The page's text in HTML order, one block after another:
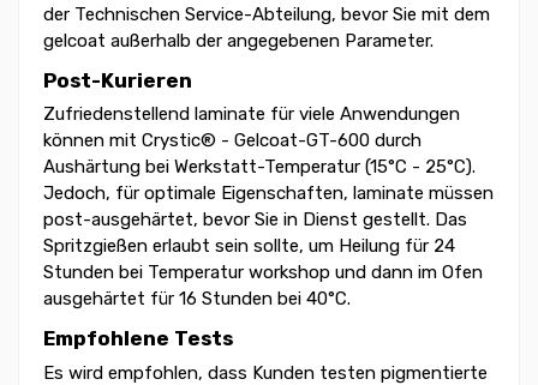
der Technischen Service-Abteilung, bevor Sie mit dem
gelcoat außerhalb der angegebenen Parameter.
Post-Kurieren
Zufriedenstellend laminate für viele Anwendungen
können mit Crystic® - Gelcoat-GT-600 durch
Aushärtung bei Werkstatt-Temperatur (15°C - 25°C).
Jedoch, für optimale Eigenschaften, laminate müssen
post-ausgehärtet, bevor Sie in Dienst gestellt. Das
Spritzgießen erlaubt sein sollte, um Heilung für 24
Stunden bei Temperatur workshop und dann im Ofen
ausgehärtet für 16 Stunden bei 40°C.
Empfohlene Tests
Es wird empfohlen, dass Kunden testen pigmentierte